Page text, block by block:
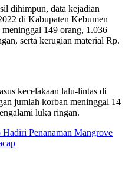
dihimpun, data kejadian
di Kabupaten Kebumen
149 orang, 1.036
serta kerugian material Rp.
kecelakaan lalu-lintas di
jumlah korban meninggal 14
luka ringan.
Penanaman Mangrove